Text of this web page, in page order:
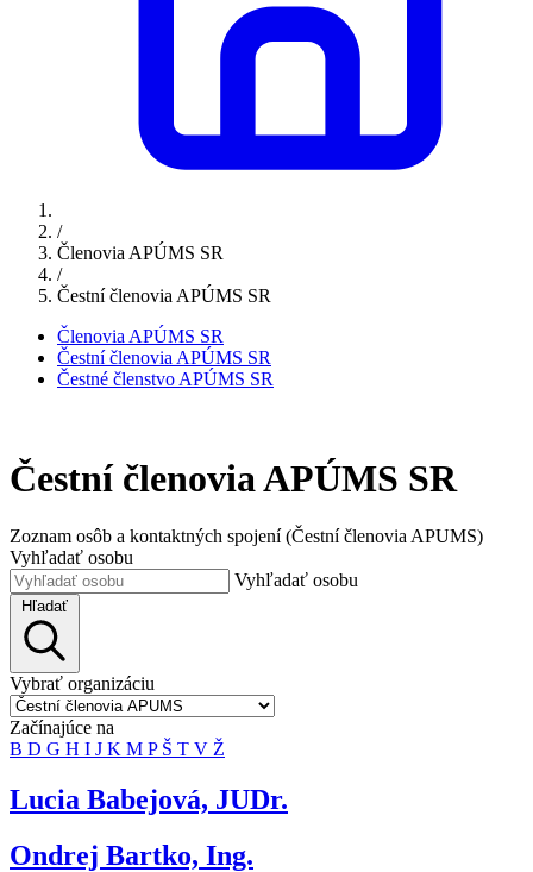
/
Členovia APÚMS SR
/
Čestní členovia APÚMS SR
Členovia APÚMS SR
Čestní členovia APÚMS SR
Čestné členstvo APÚMS SR
Čestní členovia APÚMS SR
Zoznam osôb a kontaktných spojení (Čestní členovia APUMS)
Vyhľadať osobu
Vyhľadať osobu
Hľadať
Vybrať organizáciu
Začínajúce na
B D G H I J K M P Š T V Ž
Lucia Babejová, JUDr.
Ondrej Bartko, Ing.